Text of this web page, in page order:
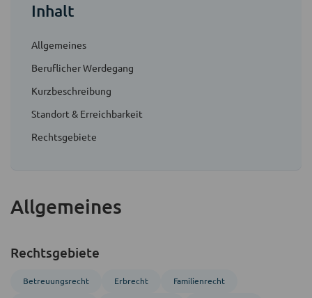
Inhalt
Allgemeines
Beruflicher Werdegang
Kurzbeschreibung
Standort & Erreichbarkeit
Rechtsgebiete
Allgemeines
Rechtsgebiete
Betreuungs­recht Erbrecht Familienrecht